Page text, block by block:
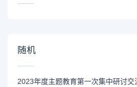
随机
2023年度主题教育第一次集中研讨交